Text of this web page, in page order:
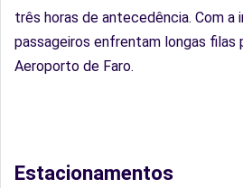
três horas de antecedência. Com a
passageiros enfrentam longas filas
Aeroporto de Faro.
Estacionamentos